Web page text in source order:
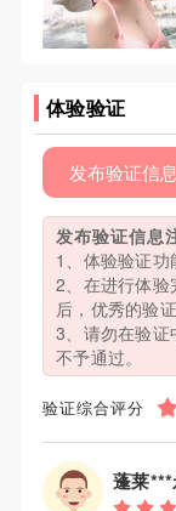
体验验证
发布验证信息
发布验证信息
1、体验验证功
2、在进行体
后，优秀的验
3、请勿在验证
不予通过。
验证综合评分
蓬莱